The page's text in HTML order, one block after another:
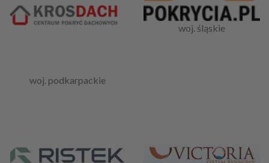
woj. podkarpackie
woj. śląskie